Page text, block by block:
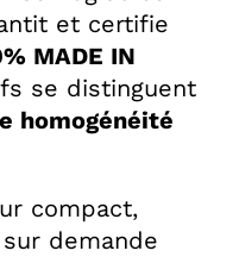
et certifie
MADE IN
se distinguent
homogénéité
compact,
demande